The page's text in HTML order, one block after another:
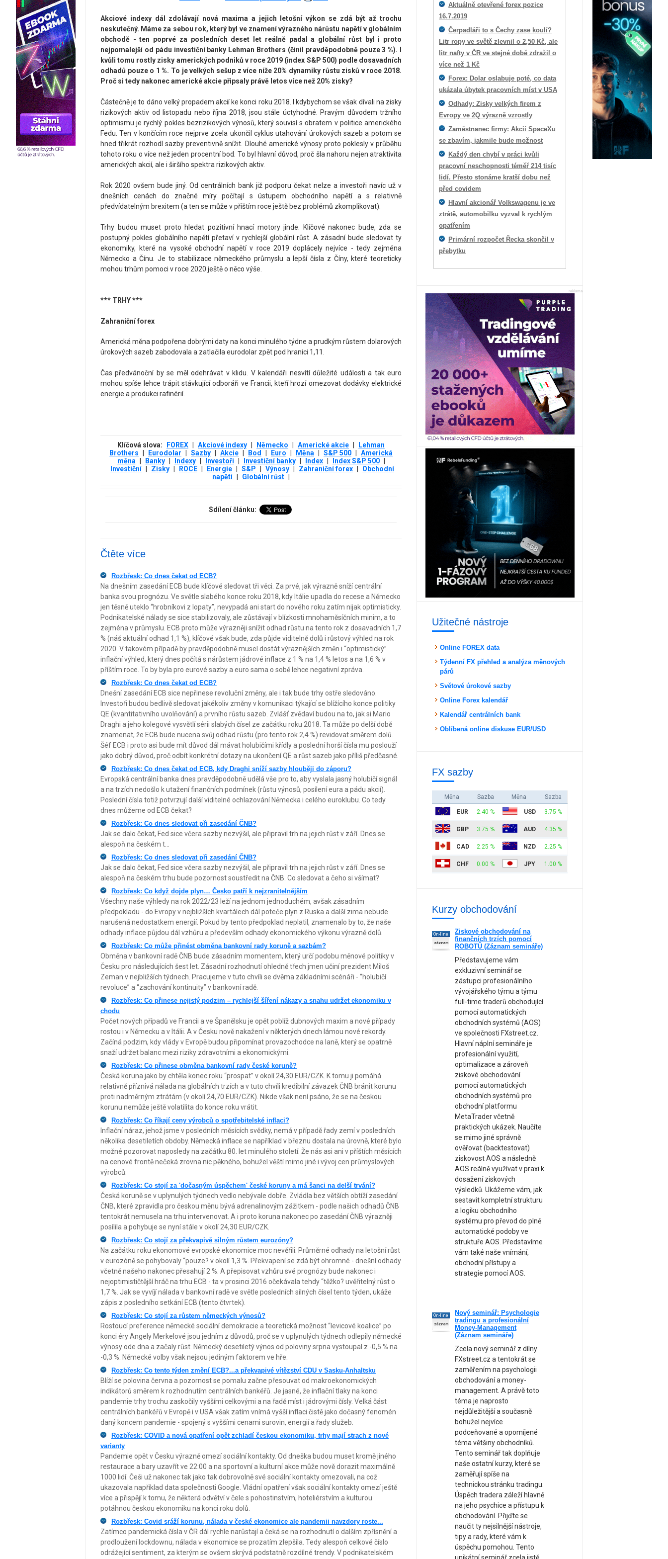
Akciové indexy dál zdolávají nová maxima a jejich letošní výkon se zdá být až trochu
neskutečný. Máme za sebou rok, který byl ve znamení výrazného nárůstu napětí v globálním
obchodě - ten poprvé za posledních deset let reálně padal a globální růst byl i proto
nejpomalejší od pádu investiční banky Lehman Brothers (činil pravděpodobně pouze 3 %). I
kvůli tomu rostly zisky amerických podniků v roce 2019 (index S&P 500) podle dosavadních
odhadů pouze o 1 %. To je velkých sešup z více níže 20% dynamiky růstu zisků v roce 2018.
Proč si tedy nakonec americké akcie připsaly právě letos více než 20% zisky?
Částečně je to dáno velký propadem akcií ke konci roku 2018. I kdybychom se však dívali na zisky
rizikových aktiv od listopadu nebo října 2018, jsou stále úctyhodné. Pravým důvodem tržního
optimismu je rychlý pokles bezrizikových výnosů, který souvisí s obratem v politice amerického
Fedu. Ten v končícím roce nejprve zcela ukončil cyklus utahování úrokových sazeb a potom se
hned třikrát rozhodl sazby preventivně snížit. Dlouhé americké výnosy proto poklesly v průběhu
tohoto roku o více než jeden procentní bod. To byl hlavní důvod, proč šla nahoru nejen atraktivita
amerických akcií, ale i širšího spektra rizikových aktiv.
Rok 2020 ovšem bude jiný. Od centrálních bank již podporu čekat nelze a investoři navíc už v
dnešních cenách do značné míry počítají s ústupem obchodního napětí a s relativně
předvídatelným brexitem (a ten se může v příštím roce ještě bez problémů zkomplikovat).
Trhy budou muset proto hledat pozitivní hnací motory jinde. Klíčové nakonec bude, zda se
postupný pokles globálního napětí přetaví v rychlejší globální růst. A zásadní bude sledovat ty
ekonomiky, které na vysoké obchodní napětí v roce 2019 doplácely nejvíce - tedy zejména
Německo a Čínu. Je to stabilizace německého průmyslu a lepší čísla z Číny, které teoreticky
mohou trhům pomoci v roce 2020 ještě o něco výše.
*** TRHY ***
Zahraniční forex
Americká měna podpořena dobrými daty na konci minulého týdne a prudkým růstem dolarových
úrokových sazeb zabodovala a zatlačila eurodolar zpět pod hranici 1,11.
Čas předvánoční by se měl odehrávat v klidu. V kalendáři nesvítí důležité události a tak euro
mohou spíše lehce trápit stávkující odboráři ve Francii, kteří hrozí omezovat dodávky elektrické
energie a produkci rafinérií.
Klíčová slova: FOREX Akciové indexy Německo Americké akcie
Lehman
Brothers
Eurodolar Sazby Akcie Bod Euro Měna S&P 500
Americká
měna
Banky Indexy Investoři Investiční banky Index Index S&P 500
Investiční
Zisky ROCE Energie S&P Výnosy Zahraniční forex
Obchodní
napětí
Globální růst
Sdílení článku:
Čtěte více
Rozbřesk: Co dnes čekat od ECB?
Na dnešním zasedání ECB bude klíčové sledovat tři věci. Za prvé, jak výrazně sníží centrální
banka svou prognózu. Ve světle slabého konce roku 2018, kdy Itálie upadla do recese a Německo
jen těsně uteklo “hrobníkovi z lopaty”, nevypadá ani start do nového roku zatím nijak optimisticky.
Podnikatelské nálady se sice stabilizovaly, ale zůstávají v blízkosti mnohaměsíčních minim, a to
zejména v průmyslu. ECB proto může výrazněji snížit odhad růstu na tento rok z dosavadních 1,7
% (náš aktuální odhad 1,1 %), klíčové však bude, zda půjde viditelně dolů i růstový výhled na rok
2020. V takovém případě by pravděpodobně musel dostát výraznějších změn i “optimistický”
inflační výhled, který dnes počítá s nárůstem jádrové inflace z 1 % na 1,4 % letos a na 1,6 % v
příštím roce. To by byla pro eurové sazby a euro sama o sobě lehce negativní zpráva.
Rozbřesk: Co dnes čekat od ECB?
Dnešní zasedání ECB sice nepřinese revoluční změny, ale i tak bude trhy ostře sledováno.
Investoři budou bedlivě sledovat jakékoliv změny v komunikaci týkající se blížícího konce politiky
QE (kvantitativního uvolňování) a prvního růstu sazeb. Zvlášť zvědaví budou na to, jak si Mario
Draghi a jeho kolegové vysvětlí sérii slabých čísel ze začátku roku 2018. Ta může po delší době
znamenat, že ECB bude nucena svůj odhad růstu (pro tento rok 2,4 %) revidovat směrem dolů.
Šéf ECB i proto asi bude mít důvod dál mávat holubičími křídly a poslední horší čísla mu poslouží
jako dobrý důvod, proč odbít konkrétní dotazy na ukončení QE a růst sazeb jako příliš předčasné.
Rozbřesk: Co dnes čekat od ECB, kdy Draghi sníží sazby hlouběji do záporu?
Evropská centrální banka dnes pravděpodobně udělá vše pro to, aby vyslala jasný holubičí signál
a na trzích nedošlo k utažení finančních podmínek (růstu výnosů, posílení eura a pádu akcií).
Poslední čísla totiž potvrzují další viditelné ochlazování Německa i celého euroklubu. Co tedy
dnes můžeme od ECB čekat?
Rozbřesk: Co dnes sledovat při zasedání ČNB?
Jak se dalo čekat, Fed sice včera sazby nezvýšil, ale připravil trh na jejich růst v září. Dnes se
alespoň na českém t...
Rozbřesk: Co dnes sledovat při zasedání ČNB?
Jak se dalo čekat, Fed sice včera sazby nezvýšil, ale připravil trh na jejich růst v září. Dnes se
alespoň na českém trhu bude pozornost soustředit na ČNB. Co sledovat a čeho si všímat?
Rozbřesk: Co když dojde plyn… Česko patří k nejzranitelnějším
Všechny naše výhledy na rok 2022/23 leží na jednom jednoduchém, avšak zásadním
předpokladu - do Evropy v nejbližších kvartálech dál poteče plyn z Ruska a další zima nebude
narušená nedostatkem energií. Pokud by tento předpoklad neplatil, znamenalo by to, že naše
odhady inflace půjdou dál vzhůru a především odhady ekonomického výkonu výrazně dolů.
Rozbřesk: Co může přinést obměna bankovní rady koruně a sazbám?
Obměna v bankovní radě ČNB bude zásadním momentem, který určí podobu měnové politiky v
Česku pro následujících šest let. Zásadní rozhodnutí ohledně třech jmen učiní prezident Miloš
Zeman v nejbližších týdnech. Pracujeme v tuto chvíli se dvěma základními scénáři - “holubičí
revoluce” a “zachování kontinuity” v bankovní radě.
Rozbřesk: Co přinese nejistý podzim – rychlejší šíření nákazy a snahu udržet ekonomiku v
chodu
Počet nových případů ve Francii a ve Španělsku je opět poblíž dubnových maxim a nové případy
rostou i v Německu a v Itálii. A v Česku nově nakažení v některých dnech lámou nové rekordy.
Začíná podzim, kdy vlády v Evropě budou připomínat provazochodce na laně, který se opatrně
snaží udržet balanc mezi riziky zdravotními a ekonomickými.
Rozbřesk: Co přinese obměna bankovní rady české koruně?
Česká koruna jako by chtěla konec roku “prospat” v okolí 24,30 EUR/CZK. K tomu ji pomáhá
relativně příznivá nálada na globálních trzích a v tuto chvíli kredibilní závazek ČNB bránit korunu
proti nadměrným ztrátám (v okolí 24,70 EUR/CZK). Nikde však není psáno, že se na českou
korunu nemůže ještě volatilita do konce roku vrátit.
Rozbřesk: Co říkají ceny výrobců o spotřebitelské inflaci?
Inflační náraz, jehož jsme v posledních měsících svědky, nemá v případě řady zemí v posledních
několika desetiletích obdoby. Německá inflace se například v březnu dostala na úrovně, které bylo
možné pozorovat naposledy na začátku 80. let minulého století. Že nás asi ani v příštích měsících
na cenové frontě nečeká zrovna nic pěkného, bohužel věští mimo jiné i vývoj cen průmyslových
výrobců.
Rozbřesk: Co stojí za 'dočasným úspěchem' české koruny a má šanci na delší trvání?
Česká koruně se v uplynulých týdnech vedlo nebývale dobře. Zvládla bez větších obtíží zasedání
ČNB, které zpravidla pro českou měnu bývá adrenalinovým zážitkem - podle našich odhadů ČNB
tentokrát nemusela na trhu intervenovat. A i proto koruna nakonec po zasedání ČNB výrazněji
posílila a pohybuje se nyní stále v okolí 24,30 EUR/CZK.
Rozbřesk: Co stojí za překvapivě silným růstem eurozóny?
Na začátku roku ekonomové evropské ekonomice moc nevěřili. Průměrné odhady na letošní růst
v eurozóně se pohybovaly “pouze? v okolí 1,3 %. Překvapení se zdá být ohromné - dnešní odhady
včetně našeho nakonec přesahují 2 %. A přepisovat vzhůru své prognózy bude nakonec i
nejoptimističtější hráč na trhu ECB - ta v prosinci 2016 očekávala tehdy “těžko? uvěřitelný růst o
1,7 %. Jak se vyvíjí nálada v bankovní radě ve světle posledních silných čísel tento týden, ukáže
zápis z posledního setkání ECB (tento čtvrtek).
Rozbřesk: Co stojí za růstem německých výnosů?
Rostoucí preference německé sociální demokracie a teoretická možnost “levicové koalice” po
konci éry Angely Merkelové jsou jedním z důvodů, proč se v uplynulých týdnech odlepily německé
výnosy ode dna a začaly růst. Německý desetiletý výnos od poloviny srpna vystoupal z -0,5 % na
-0,3 %. Německé volby však nejsou jediným faktorem ve hře.
Rozbřesk: Co tento týden změní ECB?...a překvapivé vítězství CDU v Sasku-Anhaltsku
Blíží se polovina června a pozornost se pomalu začne přesouvat od makroekonomických
indikátorů směrem k rozhodnutím centrálních bankéřů. Je jasné, že inflační tlaky na konci
pandemie trhy trochu zaskočily vyššími celkovými a na řadě míst i jádrovými čísly. Velká část
centrálních bankéřů v Evropě i v USA však zatím vnímá vyšší inflaci čistě jako dočasný fenomén
daný koncem pandemie - spojený s vyššími cenami surovin, energií a řady služeb.
Rozbřesk: COVID a nová opatření opět zchladí českou ekonomiku, trhy mají strach z nové
varianty
Pandemie opět v Česku výrazně omezí sociální kontakty. Od dneška budou muset kromě jiného
restaurace a bary uzavřít ve 22:00 a na sportovní a kulturní akce může nově dorazit maximálně
1000 lidí. Češi už nakonec tak jako tak dobrovolně své sociální kontakty omezovali, na což
ukazovala například data společnosti Google. Vládní opatření však sociální kontakty omezí ještě
více a přispějí k tomu, že některá odvětví v čele s pohostinstvím, hoteliérstvím a kulturou
potáhnou českou ekonomiku na konci roku dolů.
Rozbřesk: Covid sráží korunu, nálada v české ekonomice ale pandemii navzdory roste...
Zatímco pandemická čísla v ČR dál rychle narůstají a čeká se na rozhodnutí o dalším zpřísnění a
prodloužení lockdownu, nálada v ekonomice se prozatím zlepšila. Tedy alespoň celkové číslo
odrážející sentiment, za kterým se ovšem skrývá podstatně rozdílné trendy. V podnikatelském
Aktuálně otevřené forex pozice
16.7.2019
Čerpadláři to s Čechy zase koulí?
Litr ropy ve světě zlevnil o 2,50 Kč, ale
litr nafty v ČR ve stejné době zdražil o
více než 1 Kč
Forex: Dolar oslabuje poté, co data
ukázala úbytek pracovních míst v USA
Odhady: Zisky velkých firem z
Evropy ve 2Q výrazně vzrostly
Zaměstnanec firmy: Akcií SpaceXu
se zbavím, jakmile bude možnost
Každý den chybí v práci kvůli
pracovní neschopnosti téměř 214 tisíc
lidí. Přesto stonáme kratší dobu než
před covidem
Hlavní akcionář Volkswagenu je ve
ztrátě, automobilku vyzval k rychlým
opatřením
Primární rozpočet Řecka skončil v
přebytku
reklama
Užitečné nástroje
Online FOREX data
Týdenní FX přehled a analýza měnových
párů
Světové úrokové sazby
Online Forex kalendář
Kalendář centrálních bank
Oblíbená online diskuse EUR/USD
FX sazby
Měna Sazba Měna Sazba
EUR 2.40 % USD 3.75 %
GBP 3.75 % AUD 4.35 %
CAD 2.25 % NZD 2.25 %
CHF 0.00 % JPY 1.00 %
Kurzy obchodování
On-line
záznam
Ziskové obchodování na
finančních trzích pomocí
ROBOTŮ (Záznam semináře)
Představujeme vám
exkluzivní seminář se
zástupci profesionálního
vývojářského týmu a týmu
full-time traderů obchodující
pomocí automatických
obchodních systémů (AOS)
ve společnosti FXstreet.cz.
Hlavní náplní semináře je
profesionální využití,
optimalizace a zároveň
ziskové obchodování
pomocí automatických
obchodních systémů pro
obchodní platformu
MetaTrader včetně
praktických ukázek. Naučíte
se mimo jiné správně
ověřovat (backtestovat)
ziskovost AOS a následně
AOS reálně využívat v praxi k
dosažení ziskových
výsledků. Ukážeme vám, jak
sestavit kompletní strukturu
a logiku obchodního
systému pro převod do plně
automatické podoby ve
struktuře AOS. Představíme
vám také naše vnímání,
obchodní přístupy a
strategie pomocí AOS.
On-line
záznam
Nový seminář: Psychologie
tradingu a profesionální
Money-Management
(Záznam semináře)
Zcela nový seminář z dílny
FXstreet.cz a tentokrát se
zaměřením na psychologii
obchodování a money-
management. A právě toto
téma je naprosto
nejdůležitější a současně
bohužel nejvíce
podceňované a opomíjené
téma většiny obchodníků.
Tento seminář tak doplňuje
naše ostatní kurzy, které se
zaměřují spíše na
technickou stránku tradingu.
Úspěch tradera záleží hlavně
na jeho psychice a přístupu k
obchodování. Přijďte se
naučit ty nejsilnější nástroje,
tipy a rady, které vám k
úspěchu pomohou. Tento